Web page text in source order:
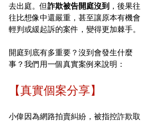
去出庭。但詐欺被告開庭沒到 ，後果往
往比想像中還嚴重，甚至讓原本有機會
輕判或緩起訴的案件，變得更加棘手。
開庭到底有多重要？沒到會發生什麼
事？我們用一個真實案例來說明：
【真實個案分享】
小偉因為網路拍賣糾紛，被指控詐欺取